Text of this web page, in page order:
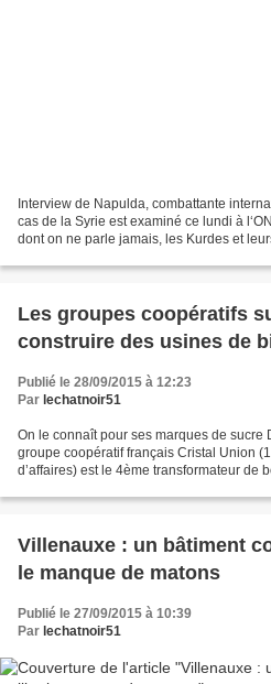
Interview de Napulda, combattante
cas de la Syrie est examiné ce lundi à
dont on ne parle jamais, les Kurdes et
Les groupes coopératifs
construire des usines de
Publié le 28/09/2015 à 12:23
Par lechatnoir51
On le connaît pour ses marques de sucre
groupe coopératif français Cristal Union
d’affaires) est le 4ème transformateur de
Villenauxe : un bâtiment
le manque de matons
Publié le 27/09/2015 à 10:39
Par lechatnoir51